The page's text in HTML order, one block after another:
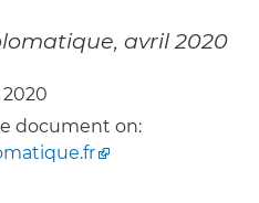
avril 2020
2020
document on: